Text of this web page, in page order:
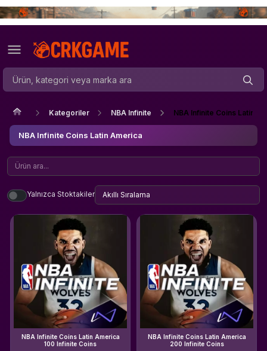
Kategoriler NBA Infinite NBA Infinite Coins Latin
NBA Infinite Coins Latin America
Yalnızca Stoktakiler
NBA Infinite Coins Latin America
100 Infinite Coins
NBA Infinite Coins Latin America
200 Infinite Coins